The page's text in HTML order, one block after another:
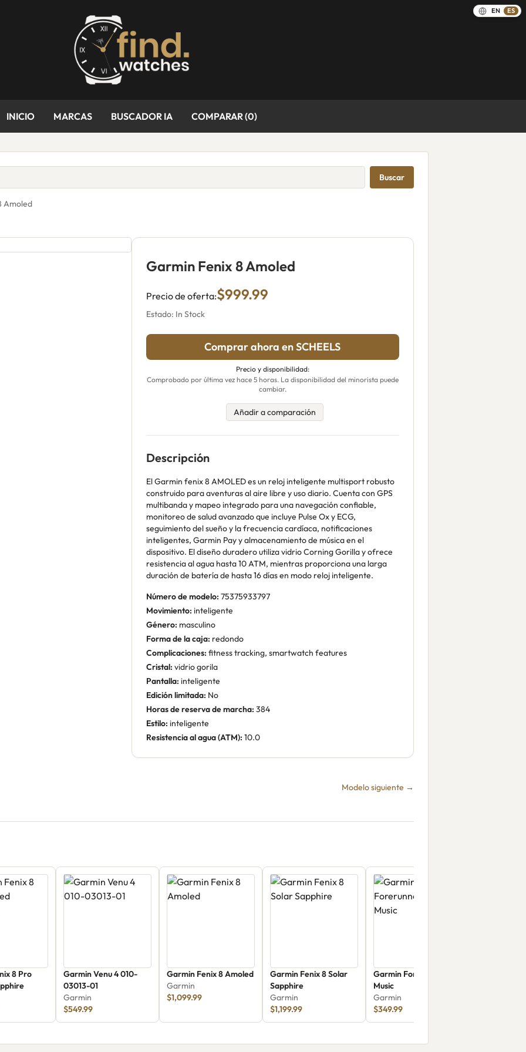
EN ES
INICIO MARCAS BUSCADOR IA COMPARAR (0)
Buscar
Amoled
Garmin Fenix 8 Amoled
Precio de oferta:$999.99
Estado: In Stock
Comprar ahora en SCHEELS
Precio y disponibilidad:
Comprobado por última vez hace 5 horas. La disponibilidad del minorista puede
cambiar.
Añadir a comparación
Descripción
El Garmin fenix 8 AMOLED es un reloj inteligente multisport robusto
construido para aventuras al aire libre y uso diario. Cuenta con GPS
multibanda y mapeo integrado para una navegación confiable,
monitoreo de salud avanzado que incluye Pulse Ox y ECG,
seguimiento del sueño y la frecuencia cardíaca, notificaciones
inteligentes, Garmin Pay y almacenamiento de música en el
dispositivo. El diseño duradero utiliza vidrio Corning Gorilla y ofrece
resistencia al agua hasta 10 ATM, mientras proporciona una larga
duración de batería de hasta 16 días en modo reloj inteligente.
Número de modelo: 75375933797
Movimiento: inteligente
Género: masculino
Forma de la caja: redondo
Complicaciones: fitness tracking, smartwatch features
Cristal: vidrio gorila
Pantalla: inteligente
Edición limitada: No
Horas de reserva de marcha: 384
Estilo: inteligente
Resistencia al agua (ATM): 10.0
Modelo siguiente →
8 Pro
Garmin Venu 4 010-
03013-01
Garmin
$549.99
Garmin Fenix 8 Amoled
Garmin
$1,099.99
Garmin Fenix 8 Solar
Sapphire
Garmin
$1,199.99
Garmin Forerunner 170
Music
Garmin
$349.99